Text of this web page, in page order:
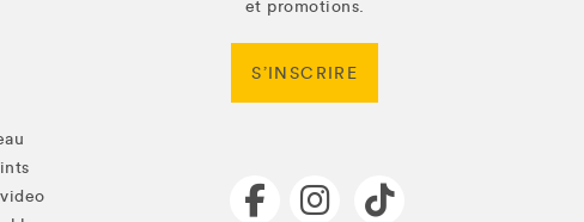
et promotions.
S’INSCRIRE